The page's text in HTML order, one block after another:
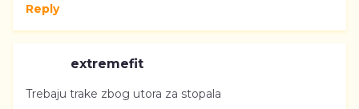
Reply
extremefit
Trebaju trake zbog utora za stopala